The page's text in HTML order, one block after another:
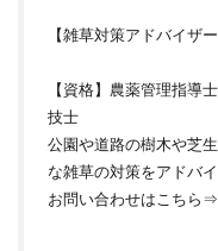
【雑草対策アドバイザ
【資格】農薬管理指導
技士
公園や道路の樹木や芝
な雑草の対策をアドバ
お問い合わせはこちら⇒